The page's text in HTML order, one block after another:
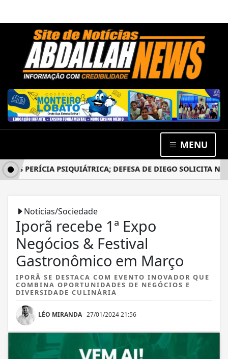
MENU
PERÍCIA PSIQUIÁTRICA; DEFESA DE DIEGO SOLICITA NOVO
Notícias/Sociedade
Iporã recebe 1ª Expo
Negócios & Festival
Gastronômico em Março
IPORÃ SE DESTACA COM EVENTO INOVADOR QUE
COMBINA OPORTUNIDADES DE NEGÓCIOS E
DIVERSIDADE CULINÁRIA
LÉO MIRANDA 27/01/2024 21:56